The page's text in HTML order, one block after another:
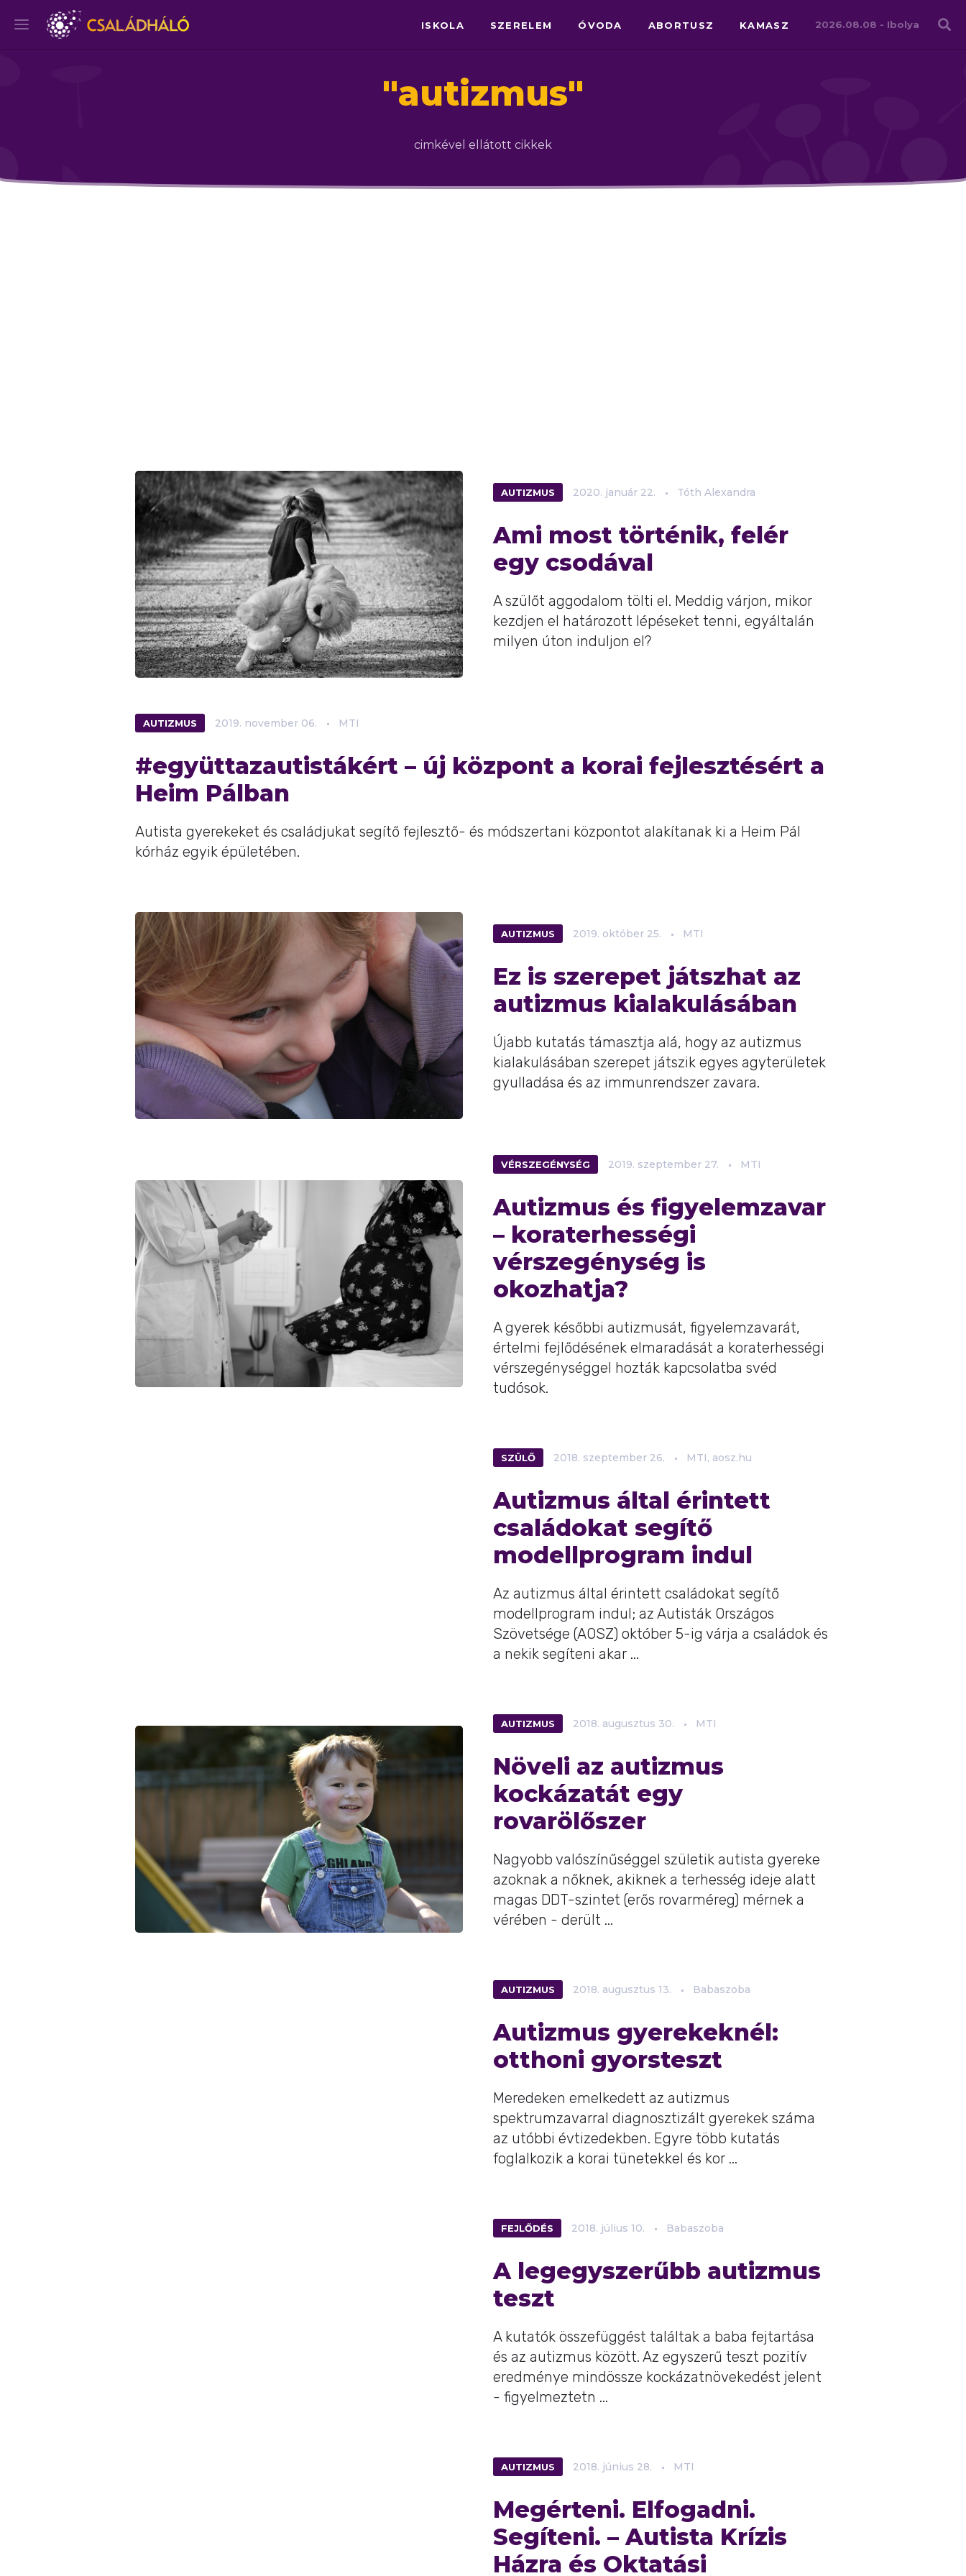
ISKOLA SZERELEM ÓVODA ABORTUSZ KAMASZ 2026.08.08 - Ibolya
"autizmus"
cimkével ellátott cikkek
AUTIZMUS 2020. január 22. Tóth Alexandra
Ami most történik, felér
egy csodával
A szülőt aggodalom tölti el. Meddig várjon, mikor
kezdjen el határozott lépéseket tenni, egyáltalán
milyen úton induljon el?
AUTIZMUS 2019. november 06. MTI
#együttazautistákért – új központ a korai fejlesztésért a
Heim Pálban
Autista gyerekeket és családjukat segítő fejlesztő- és módszertani központot alakítanak ki a Heim Pál
kórház egyik épületében.
AUTIZMUS 2019. október 25. MTI
Ez is szerepet játszhat az
autizmus kialakulásában
Újabb kutatás támasztja alá, hogy az autizmus
kialakulásában szerepet játszik egyes agyterületek
gyulladása és az immunrendszer zavara.
VÉRSZEGÉNYSÉG 2019. szeptember 27. MTI
Autizmus és figyelemzavar
– koraterhességi
vérszegénység is
okozhatja?
A gyerek későbbi autizmusát, figyelemzavarát,
értelmi fejlődésének elmaradását a koraterhességi
vérszegénységgel hozták kapcsolatba svéd
tudósok.
SZÜLŐ 2018. szeptember 26. MTI, aosz.hu
Autizmus által érintett
családokat segítő
modellprogram indul
Az autizmus által érintett családokat segítő
modellprogram indul; az Autisták Országos
Szövetsége (AOSZ) október 5-ig várja a családok és
a nekik segíteni akar ...
AUTIZMUS 2018. augusztus 30. MTI
Növeli az autizmus
kockázatát egy
rovarölőszer
Nagyobb valószínűséggel születik autista gyereke
azoknak a nőknek, akiknek a terhesség ideje alatt
magas DDT-szintet (erős rovarméreg) mérnek a
vérében - derült ...
AUTIZMUS 2018. augusztus 13. Babaszoba
Autizmus gyerekeknél:
otthoni gyorsteszt
Meredeken emelkedett az autizmus
spektrumzavarral diagnosztizált gyerekek száma
az utóbbi évtizedekben. Egyre több kutatás
foglalkozik a korai tünetekkel és kor ...
FEJLŐDÉS 2018. július 10. Babaszoba
A legegyszerűbb autizmus
teszt
A kutatók összefüggést találtak a baba fejtartása
és az autizmus között. Az egyszerű teszt pozitív
eredménye mindössze kockázatnövekedést jelent
- figyelmeztetn ...
AUTIZMUS 2018. június 28. MTI
Megérteni. Elfogadni.
Segíteni. – Autista Krízis
Házra és Oktatási